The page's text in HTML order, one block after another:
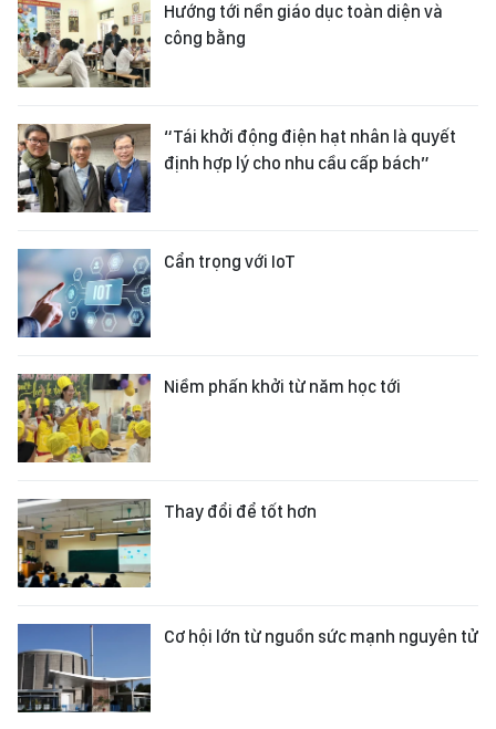
Hướng tới nền giáo dục toàn diện và
công bằng
“Tái khởi động điện hạt nhân là quyết
định hợp lý cho nhu cầu cấp bách”
Cẩn trọng với IoT
Niềm phấn khởi từ năm học tới
Thay đổi để tốt hơn
Cơ hội lớn từ nguồn sức mạnh nguyên tử